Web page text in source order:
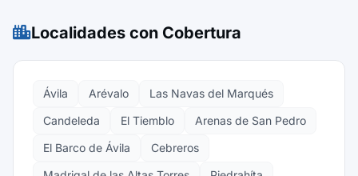
Localidades con Cobertura
Ávila Arévalo
Las Navas del Marqués
Candeleda
El Tiemblo
Arenas de San Pedro
El Barco de Ávila
Cebreros